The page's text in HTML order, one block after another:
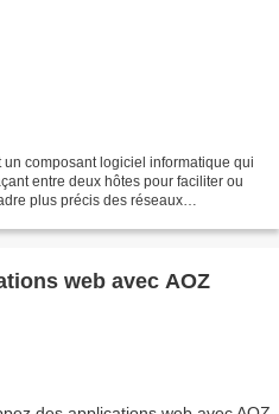
composant logiciel informatique qui
entre deux hôtes pour faciliter ou
plus précis des réseaux
web avec AOZ